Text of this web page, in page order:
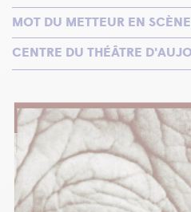
MOT DU METTEUR EN SCÈNE
CENTRE DU THÉÂTRE